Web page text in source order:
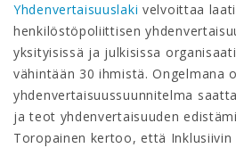
Yhdenvertaisuuslaki velvoittaa
henkilöstöpoliittisen
yksityisissä ja julkisissa
vähintään 30 ihmistä. Ongelmana
yhdenvertaisuussuunnitelma
ja teot yhdenvertaisuuden
Toropainen kertoo, että Inklusiivin